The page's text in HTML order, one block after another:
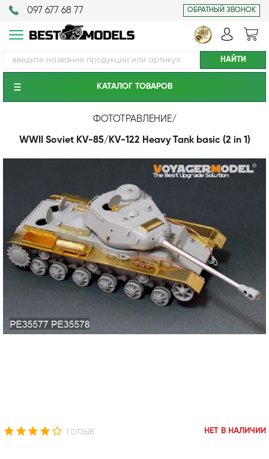
097 677 68 77 ОБРАТНЫЙ ЗВОНОК
КАТАЛОГ ТОВАРОВ
ФОТОТРАВЛЕНИЕ/
WWII Soviet KV-85/KV-122 Heavy Tank basic (2 in 1)
1 ОТЗЫВ НЕТ В НАЛИЧИИ